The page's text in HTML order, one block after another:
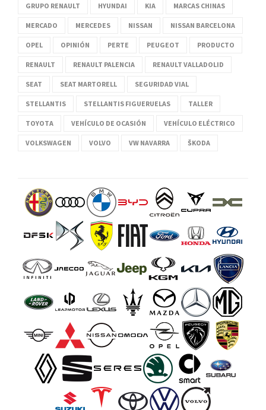
GRUPO RENAULT HYUNDAI KIA MARCAS CHINAS
MERCADO MERCEDES NISSAN NISSAN BARCELONA
OPEL OPINIÓN PERTE PEUGEOT PRODUCTO
RENAULT RENAULT PALENCIA RENAULT VALLADOLID
SEAT SEAT MARTORELL SEGURIDAD VIAL
STELLANTIS STELLANTIS FIGUERUELAS TALLER
TOYOTA VEHÍCULO DE OCASIÓN VEHÍCULO ELÉCTRICO
VOLKSWAGEN VOLVO VW NAVARRA ŠKODA